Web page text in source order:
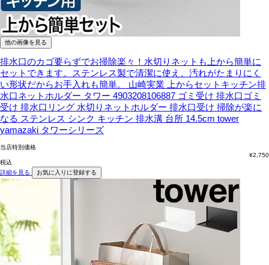
他の画像を見る
排水口のカゴ要らずでお掃除楽々！水切りネットも上から簡単に
セットできます。ステンレス製で清潔に使え、汚れがたまりにく
い形状だからお手入れも簡単。
山崎実業 上からセットキッチン排
水口ネットホルダー タワー 4903208106887 ゴミ受け 排水口ゴミ
受け 排水口リング 水切りネットホルダー 排水口受け 掃除が楽に
なる ステンレス シンク キッチン 排水溝 台所 14.5cm tower
yamazaki タワーシリーズ
当店特別価格
¥2,750
税込
詳細を見る
お気に入りに登録する